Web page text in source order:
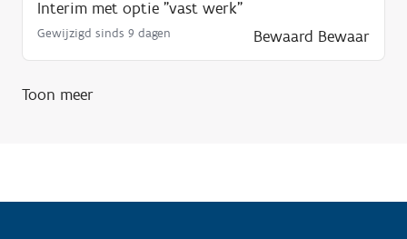
Interim met optie "vast werk"
Gewijzigd sinds 9 dagen Bewaard Bewaar
Toon meer